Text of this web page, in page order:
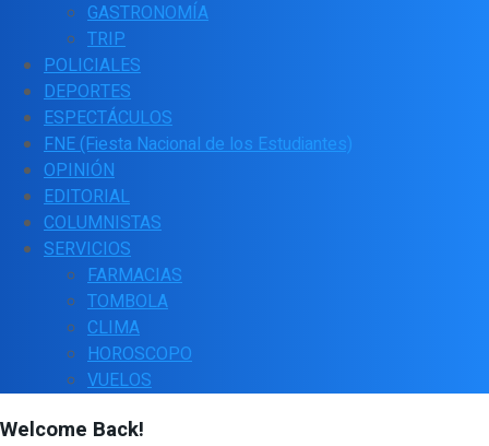
GASTRONOMÍA
TRIP
POLICIALES
DEPORTES
ESPECTÁCULOS
FNE (Fiesta Nacional de los Estudiantes)
OPINIÓN
EDITORIAL
COLUMNISTAS
SERVICIOS
FARMACIAS
TOMBOLA
CLIMA
HOROSCOPO
VUELOS
Welcome Back!